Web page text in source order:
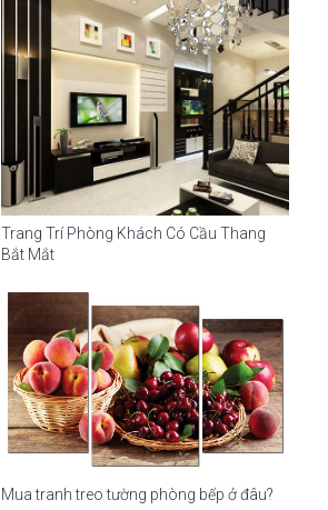
Trang Trí Phòng Khách Có Cầu Thang
Bắt Mắt
Mua tranh treo tường phòng bếp ở đâu?